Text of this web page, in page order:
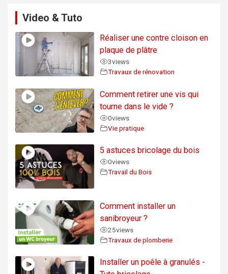
Video & Tuto
Réaliser une contre cloison en
plaque de plâtre
3views
Travaux de rénovation
Comment retirer une vis qui
tourne dans le vide ?
0views
Vie pratique
5 astuces bricolage du bois
0views
Travail du Bois
Comment installer un
sanibroyeur ?
25views
Travaux de plomberie
Installer un poêle à granulés -